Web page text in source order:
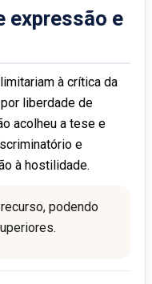
expressão e
à crítica da
liberdade de
acolheu a tese e
e
à hostilidade.
podendo